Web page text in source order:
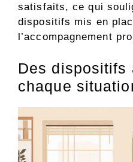
satisfaits, ce qui
dispositifs mis en
l’accompagnement
Des dispositifs
chaque